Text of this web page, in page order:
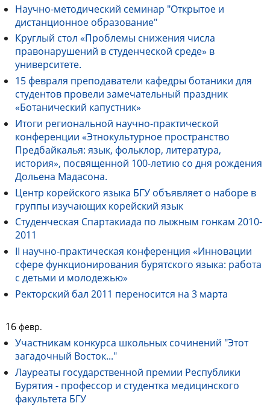
Научно-методический семинар "Открытое и
дистанционное образование"
Круглый стол «Проблемы снижения числа
правонарушений в студенческой среде» в
университете.
15 февраля преподаватели кафедры ботаники для
студентов провели замечательный праздник
«Ботанический капустник»
Итоги региональной научно-практической
конференции «Этнокультурное пространство
Предбайкалья: язык, фольклор, литература,
история», посвященной 100-летию со дня рождения
Дольена Мадасона.
Центр корейского языка БГУ объявляет о наборе в
группы изучающих корейский язык
Студенческая Спартакиада по лыжным гонкам 2010-
2011
II научно-практическая конференция «Инновации
сфере функционирования бурятского языка: работа
с детьми и молодежью»
Ректорский бал 2011 переносится на 3 марта
16 февр.
Участникам конкурса школьных сочинений "Этот
загадочный Восток..."
Лауреаты государственной премии Республики
Бурятия - профессор и студентка медицинского
факультета БГУ